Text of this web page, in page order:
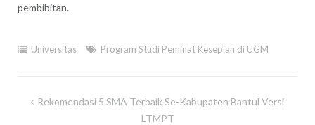
pembibitan.
Universitas Program Studi Peminat Kesepian di UGM
Navigasi
Rekomendasi 5 SMA Terbaik Se-Kabupaten Bantul Versi
LTMPT